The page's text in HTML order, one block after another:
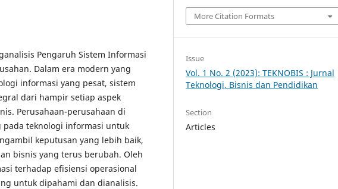
Pengaruh Sistem Informasi
Dalam era modern yang
informasi yang pesat, sistem
dari hampir setiap aspek
Perusahaan-perusahaan di
teknologi informasi untuk
keputusan yang lebih baik,
bisnis yang terus berubah. Oleh
terhadap efisiensi operasional
untuk dipahami dan dianalisis.
More Citation Formats
Issue
Vol. 1 No. 2 (2023): TEKNOBIS : Jurnal
Teknologi, Bisnis dan Pendidikan
Section
Articles